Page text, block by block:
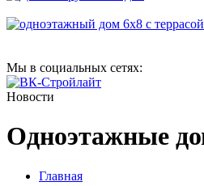
Мы в социальных сетях:
Новости
Одноэтажные
Главная